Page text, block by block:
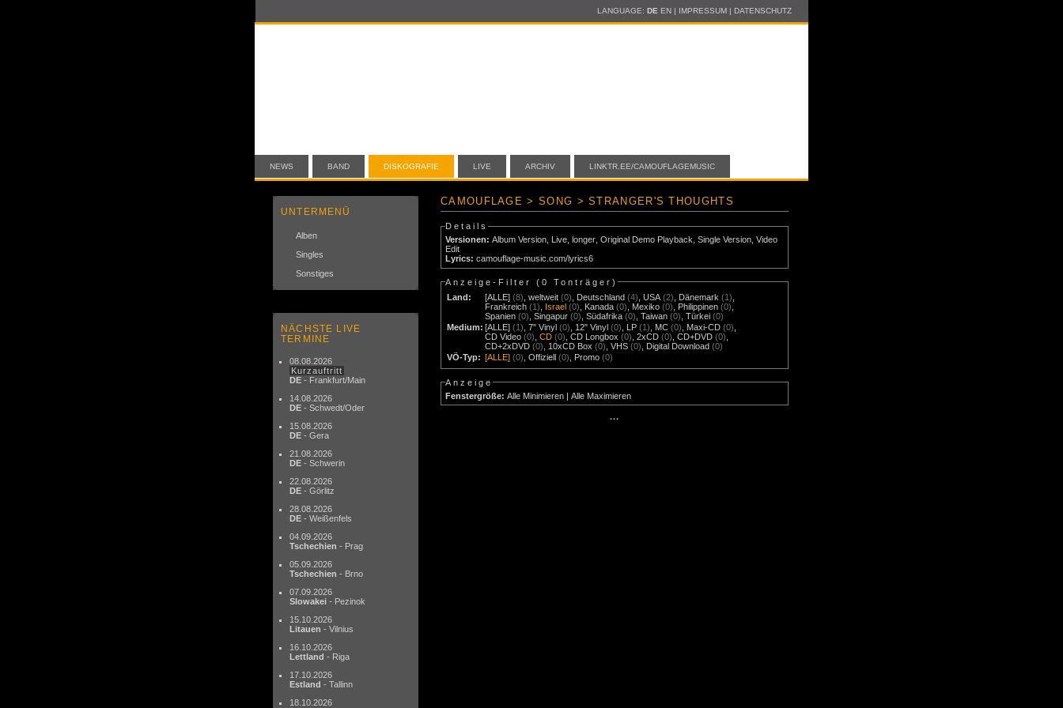
LANGUAGE: DE EN| IMPRESSUM| DATENSCHUTZ
NEWS BAND DISKOGRAFIE LIVE ARCHIV LINKTR.EE/CAMOUFLAGEMUSIC
UNTERMENÜ
Alben
Singles
Sonstiges
NÄCHSTE LIVE
TERMINE
08.08.2026
Kurzauftritt
DE - Frankfurt/Main
14.08.2026
DE - Schwedt/Oder
15.08.2026
DE - Gera
21.08.2026
DE - Schwerin
22.08.2026
DE - Görlitz
28.08.2026
DE - Weißenfels
04.09.2026
Tschechien - Prag
05.09.2026
Tschechien - Brno
07.09.2026
Slowakei - Pezinok
15.10.2026
Litauen - Vilnius
16.10.2026
Lettland - Riga
17.10.2026
Estland - Tallinn
18.10.2026
CAMOUFLAGE > SONG > STRANGER'S THOUGHTS
Details
Versionen: Album Version, Live, longer,Original Demo Playback,Single Version,Video
Edit
Lyrics: camouflage-music.com/lyrics6
Anzeige-Filter (0 Tonträger)
Land:
[ALLE] (8) ,weltweit (0) Deutschland (4) ,USA (2) Dänemark (1)
Frankreich (1) Israel (0) Kanada (0) Mexiko (0) Philippinen (0)
Spanien (0) ,Singapur (0) ,Südafrika (0) ,Taiwan (0) ,Türkei (0)
Medium: [ALLE] (1) ,7" Vinyl (0) 12" Vinyl (0) LP (1) MC (0) Maxi-CD (0)
CD Video (0) ,CD (0) ,CD Longbox (0) ,2xCD (0) ,CD+DVD (0)
CD+2xDVD (0) 10xCD Box (0) ,VHS (0) Digital Download (0)
VÖ-Typ: [ALLE] (0) ,Offiziell (0) Promo (0)
Anzeige
Fenstergröße: Alle Minimieren |Alle Maximieren
···